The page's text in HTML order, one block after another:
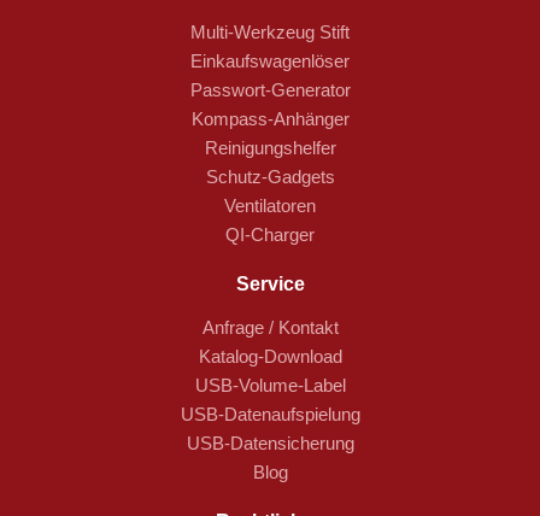
Multi-Werkzeug Stift
Einkaufswagenlöser
Passwort-Generator
Kompass-Anhänger
Reinigungshelfer
Schutz-Gadgets
Ventilatoren
QI-Charger
Service
Anfrage / Kontakt
Katalog-Download
USB-Volume-Label
USB-Datenaufspielung
USB-Datensicherung
Blog